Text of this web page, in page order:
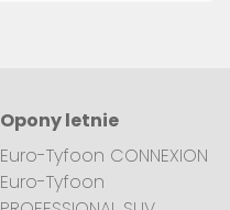
Opony letnie
Euro-Tyfoon CONNEXION
Euro-Tyfoon